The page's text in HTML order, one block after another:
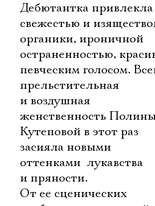
Дебютантка привлекла
свежестью и
органики, ироничной
остраненностью,
певческим голосом.
прельстительная
и воздушная
женственность
Кутеповой в этот раз
засияла новыми
оттенками  лукавства
и пряности.
От ее сценических